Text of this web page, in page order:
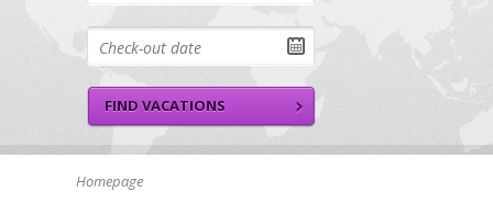
Homepage